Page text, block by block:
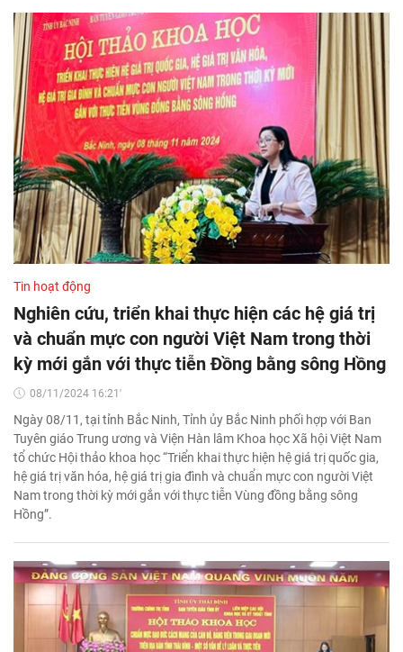
Tin hoạt động
Nghiên cứu, triển khai thực hiện các hệ giá trị
và chuẩn mực con người Việt Nam trong thời
kỳ mới gắn với thực tiễn Đồng bằng sông Hồng
08/11/2024 16:21'
Ngày 08/11, tại tỉnh Bắc Ninh, Tỉnh ủy Bắc Ninh phối hợp với Ban
Tuyên giáo Trung ương và Viện Hàn lâm Khoa học Xã hội Việt Nam
tổ chức Hội thảo khoa học “Triển khai thực hiện hệ giá trị quốc gia,
hệ giá trị văn hóa, hệ giá trị gia đình và chuẩn mực con người Việt
Nam trong thời kỳ mới gắn với thực tiễn Vùng đồng bằng sông
Hồng”.